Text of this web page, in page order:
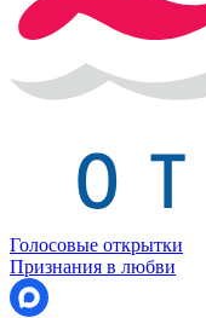
Голосовые открытки
Признания в любви